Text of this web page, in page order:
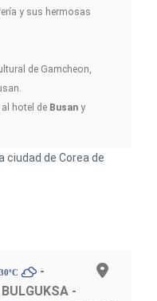
y sus hermosas
de Gamcheon,
hotel de Busan y
-
-